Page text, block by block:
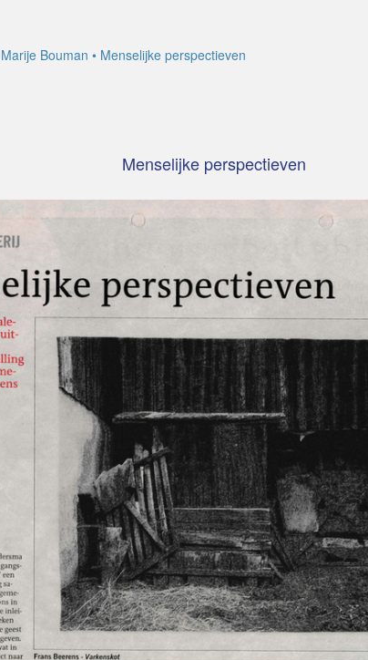
Marije Bouman
Menselijke perspectieven
Menselijke perspectieven